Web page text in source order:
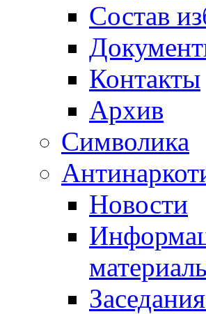
Состав
Контакты
Архив
Символика
Новости